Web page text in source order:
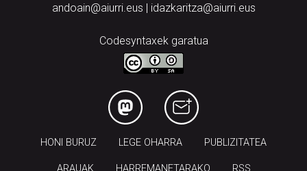
andoain@aiurri.eus | idazkaritza@aiurri.eus
Codesyntaxek garatua
HONI BURUZ LEGE OHARRA PUBLIZITATEA
ARAUAK HARREMANETARAKO RSS